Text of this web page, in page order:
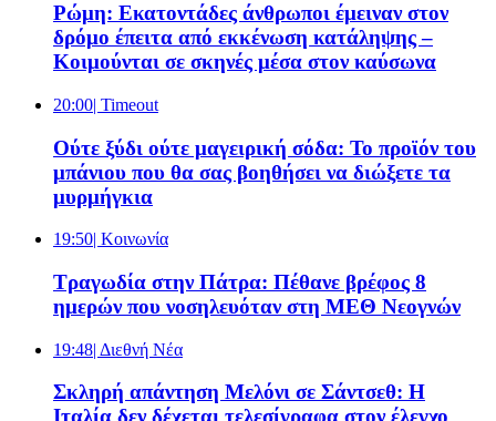
Ρώμη: Εκατοντάδες άνθρωποι έμειναν στον
δρόμο έπειτα από εκκένωση κατάληψης –
Κοιμούνται σε σκηνές μέσα στον καύσωνα
20:00| Timeout
Ούτε ξύδι ούτε μαγειρική σόδα: Το προϊόν του
μπάνιου που θα σας βοηθήσει να διώξετε τα
μυρμήγκια
19:50| Κοινωνία
Τραγωδία στην Πάτρα: Πέθανε βρέφος 8
ημερών που νοσηλευόταν στη ΜΕΘ Νεογνών
19:48| Διεθνή Νέα
Σκληρή απάντηση Μελόνι σε Σάντσεθ: Η